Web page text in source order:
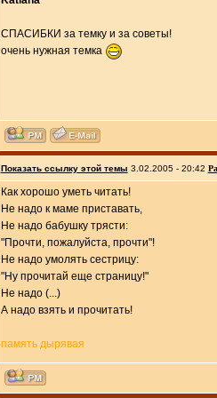
СПАСИБКИ за темку и за советы!
очень нужная темка
Показать ссылку этой темы 3.02.2005 - 20:42
Как хорошо уметь читать!
Не надо к маме приставать,
Не надо бабушку трясти:
"Прочти, пожалуйста, прочти"!
Не надо умолять сестрицу:
"Ну прочитай еще страницу!"
Не надо (...)
А надо взять и прочитать!
память дырявая